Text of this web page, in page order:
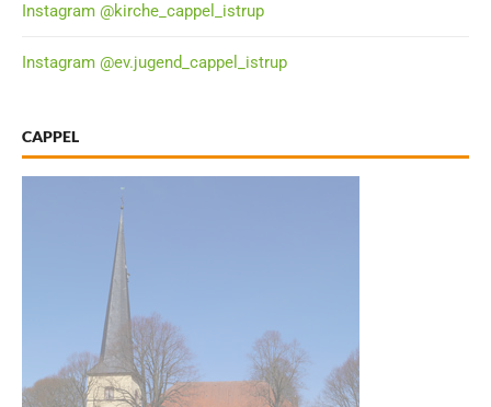
Instagram @kirche_cappel_istrup
Instagram @ev.jugend_cappel_istrup
CAPPEL